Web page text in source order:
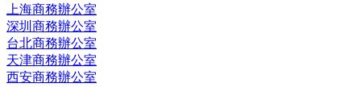
上海商務辦公室
深圳商務辦公室
台北商務辦公室
天津商務辦公室
西安商務辦公室